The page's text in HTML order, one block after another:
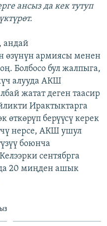
ансыз да кек тутуп
андай
өзүнүн армиясы менен
Болбосо бул жалпыга,
алууда АКШ
жатат деген таасир
Ирактыктарга
өткөрүп берүүсү керек
нерсе, АКШ ушул
боюнча
сентябрга
20 миңден ашык